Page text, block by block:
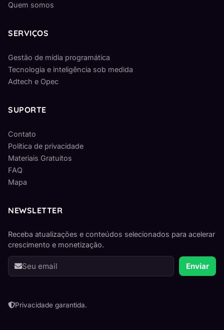
Quem somos
SERVIÇOS
Gestão de mídia programática
Tecnologia e inteligência sob medida
Adtech e Opec
SUPORTE
Contato
Política de privacidade
Materiais Gratuitos
FAQ
Mapa
NEWSLETTER
Receba atualizações e conteúdos selecionados para acelerar
crescimento e monetização.
Seu
e-
Enviar
Privacidade garantida.